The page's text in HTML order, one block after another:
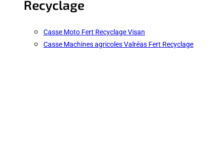
Recyclage
Casse Moto Fert Recyclage Visan
Casse Machines agricoles Valréas Fert Recyclage